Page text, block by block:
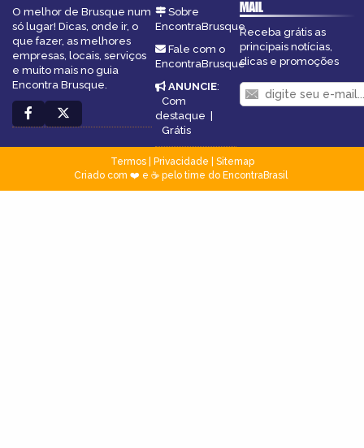
O melhor de Brusque num
só lugar! Dicas, onde ir, o
que fazer, as melhores
empresas, locais, serviços
e muito mais no guia
Encontra Brusque.
Sobre
EncontraBrusque
Fale com o
EncontraBrusque
ANUNCIE:
Com
destaque |
Grátis
MAIL
Receba grátis as
principais notícias,
dicas e promoções
Termos| Privacidade
Sitemap
Criado com ❤️ e ☕ pelo time do EncontraBrasil